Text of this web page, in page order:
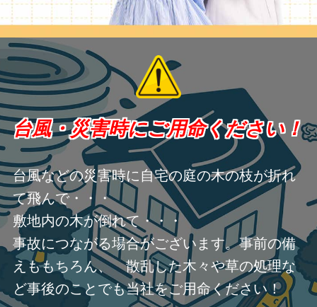
台風・災害時にご用命ください！
台風などの災害時に自宅の庭の木の枝が折れ
て飛んで・・・
敷地内の木が倒れて・・・
事故につながる場合がございます。事前の備
えももちろん、 散乱した木々や草の処理な
ど事後のことでも当社をご用命ください！